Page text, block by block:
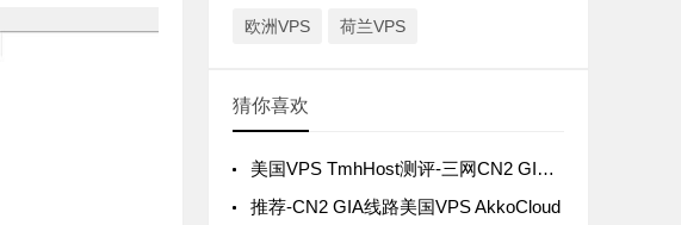
欧洲VPS 荷兰VPS
猜你喜欢
美国VPS TmhHost测评-三网CN2 GIA线路及Windows系统支持
推荐-CN2 GIA线路美国VPS AkkoCloud